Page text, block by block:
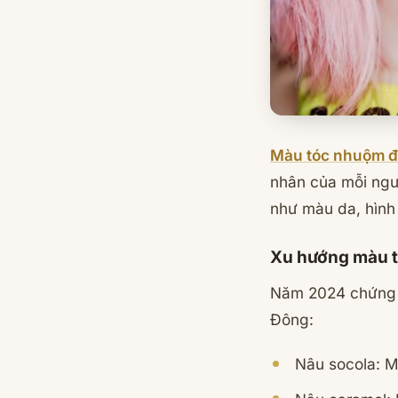
Màu tóc nhuộm
nhân của mỗi
như màu da,
Xu hướng màu
Năm 2024
Đông:
Nâu socola: